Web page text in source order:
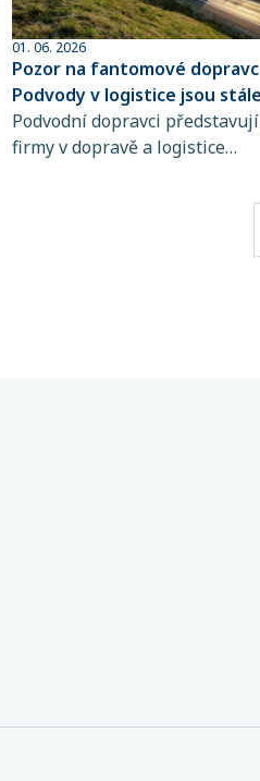
01. 06. 2026
Pozor na fantomové
Podvody v logistice jsou stále
sofistikovanější
Podvodní dopravci
firmy v dopravě a logistice
praktiky jsou totiž stále
rozpoznatelné. Přitom stačí
chyba při výběru přepravce a